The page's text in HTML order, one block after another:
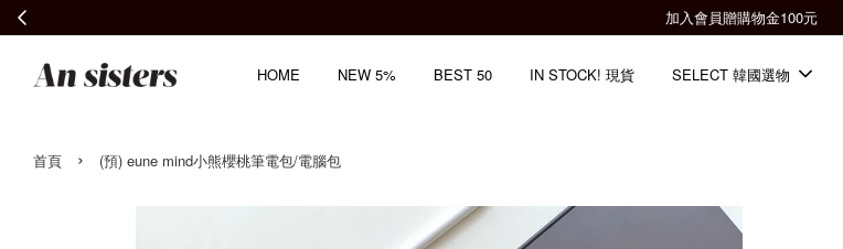
全館滿2000免運📦
HOME NEW 5% BEST 50 IN STOCK! 現貨 SELECT 韓國選物
首頁 › (預) eune mind小熊櫻桃筆電包/電腦包